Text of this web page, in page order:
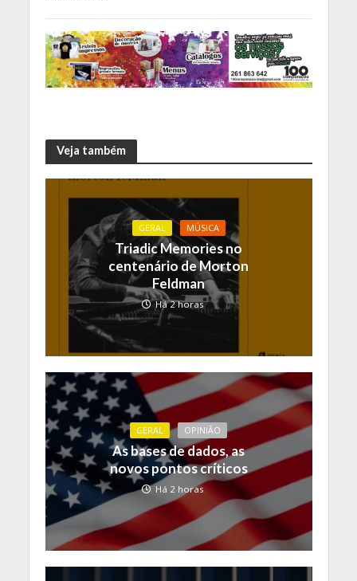
Veja também
GERAL MÚSICA
Triadic Memories no
centenário de Morton
Feldman
Há 2 horas
GERAL OPINIÃO
As bases de dados, as
novos pontos críticos
Há 2 horas